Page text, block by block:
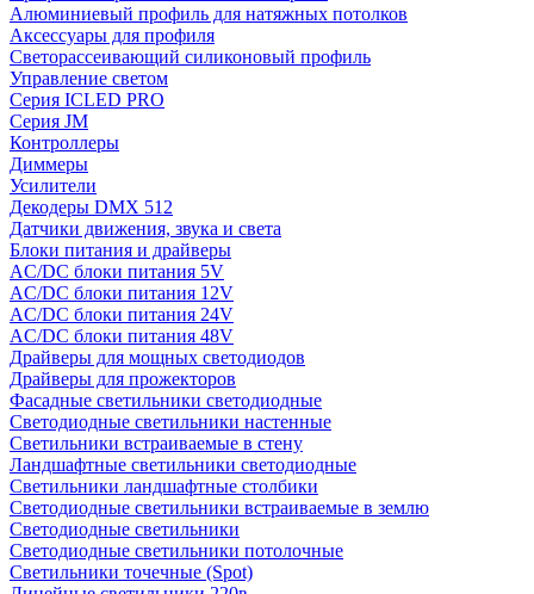
Алюминиевый профиль для натяжных потолков
Аксессуары для профиля
Светорассеивающий силиконовый профиль
Управление светом
Серия ICLED PRO
Серия JM
Контроллеры
Диммеры
Усилители
Декодеры DMX 512
Датчики движения, звука и света
Блоки питания и драйверы
AC/DC блоки питания 5V
AC/DC блоки питания 12V
AC/DC блоки питания 24V
AC/DC блоки питания 48V
Драйверы для мощных светодиодов
Драйверы для прожекторов
Фасадные светильники светодиодные
Светодиодные светильники настенные
Светильники встраиваемые в стену
Ландшафтные светильники светодиодные
Светильники ландшафтные столбики
Светодиодные светильники встраиваемые в землю
Светодиодные светильники
Светодиодные светильники потолочные
Светильники точечные (Spot)